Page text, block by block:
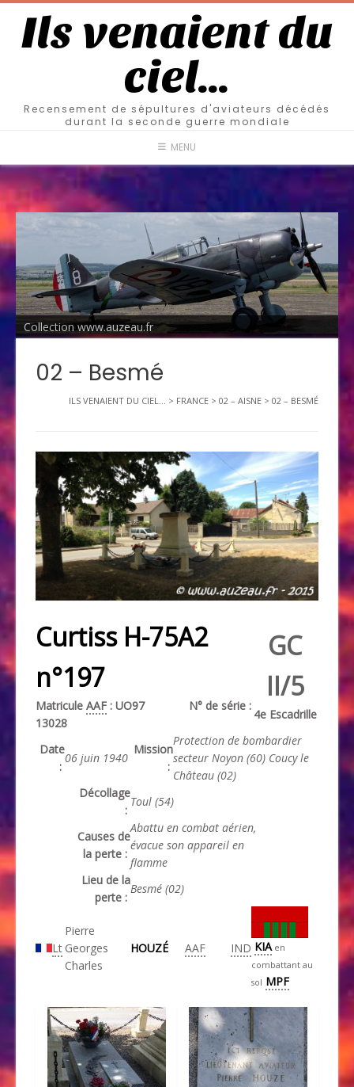
Ils venaient du
ciel…
Recensement de sépultures d'aviateurs décédés
durant la seconde guerre mondiale
MENU
Collection www.auzeau.fr
02 – Besmé
ILS VENAIENT DU CIEL... > FRANCE > 02 – AISNE > 02 – BESMÉ
Curtiss H-75A2
n°197
Matricule AAF : UO97 N° de série :
13028
GC
II/5
4e Escadrille
Date
:
06 juin 1940
Mission
:
Protection de bombardier
secteur Noyon (60) Coucy le
Château (02)
Décollage
:
Toul (54)
Causes de
la perte :
Abattu en combat aérien,
évacue son appareil en
flamme
Lieu de la
perte :
Besmé (02)
Lt
Pierre
Georges
Charles
HOUZÉ AAF IND KIAen
combattant au
sol MPF